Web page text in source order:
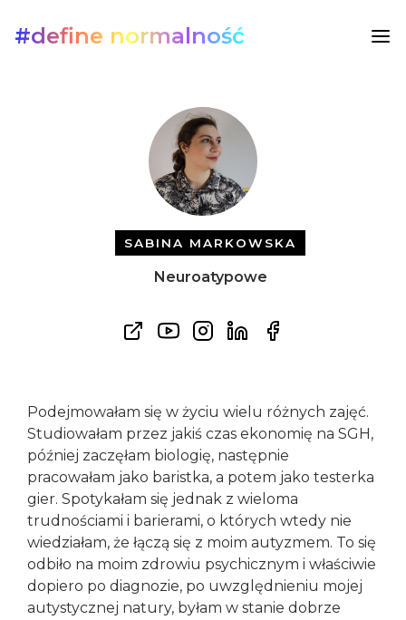
#define normalność
SABINA MARKOWSKA
Neuroatypowe
Podejmowałam się w życiu wielu różnych zajęć.
Studiowałam przez jakiś czas ekonomię na SGH,
później zaczęłam biologię, następnie
pracowałam jako baristka, a potem jako testerka
gier. Spotykałam się jednak z wieloma
trudnościami i barierami, o których wtedy nie
wiedziałam, że łączą się z moim autyzmem. To się
odbiło na moim zdrowiu psychicznym i właściwie
dopiero po diagnozie, po uwzględnieniu mojej
autystycznej natury, byłam w stanie dobrze